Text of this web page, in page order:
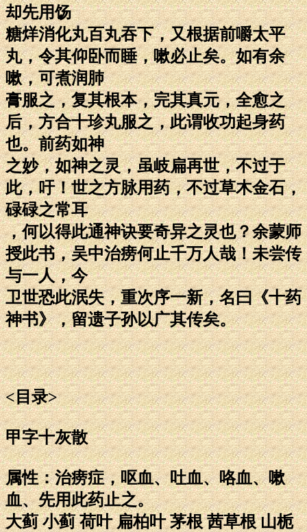
却先用饧
糖烊消化丸百丸吞下，又根据前嚼太平
丸，令其仰卧而睡，嗽必止矣。如有余
嗽，可煮润肺
膏服之，复其根本，完其真元，全愈之
后，方合十珍丸服之，此谓收功起身药
也。前药如神
之妙，如神之灵，虽岐扁再世，不过于
此，吁！世之方脉用药，不过草木金石，
碌碌之常耳
，何以得此通神诀要奇异之灵也？余蒙师
授此书，吴中治痨何止千万人哉！未尝传
与一人，今
卫世恐此泯失，重次序一新，名曰《十药
神书》，留遗子孙以广其传矣。
<目录>
甲字十灰散
属性：治痨症，呕血、吐血、咯血、嗽
血、先用此药止之。
大蓟 小蓟 荷叶 扁柏叶 茅根 茜草根 山栀